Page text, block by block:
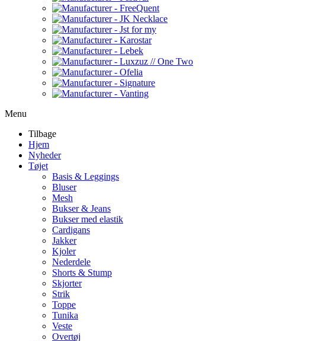
Menu
Tilbage
Hjem
Nyheder
Tøjet
Basis & Leggings
Bluser
Mesh
Bukser & Jeans
Bukser med elastik
Cardigans
Jakker
Kjoler
Nederdele
Shorts & Stump
Skjorter
Strik
Toppe
Tunika
Veste
Overtøj